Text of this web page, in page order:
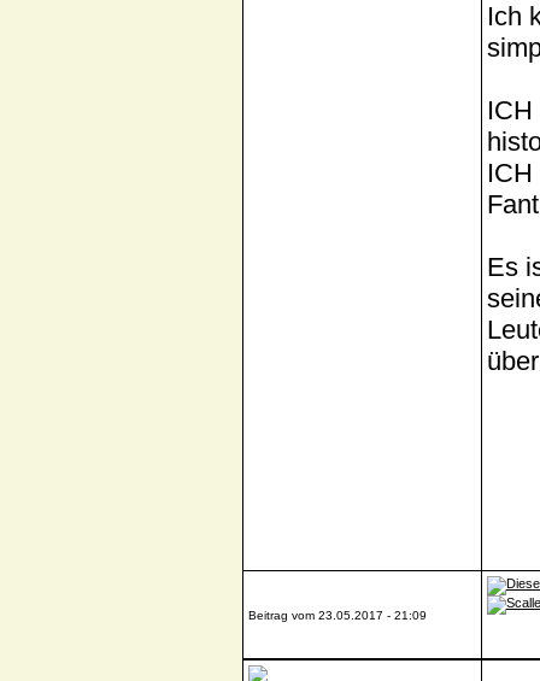
Ich
Es
Beitrag vom 23.05.2017 - 21:09